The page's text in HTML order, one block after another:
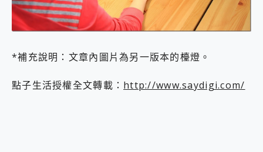
*補充說明：文章內圖片為另一版本的檯燈。
點子生活授權全文轉載： http://www.saydigi.com/